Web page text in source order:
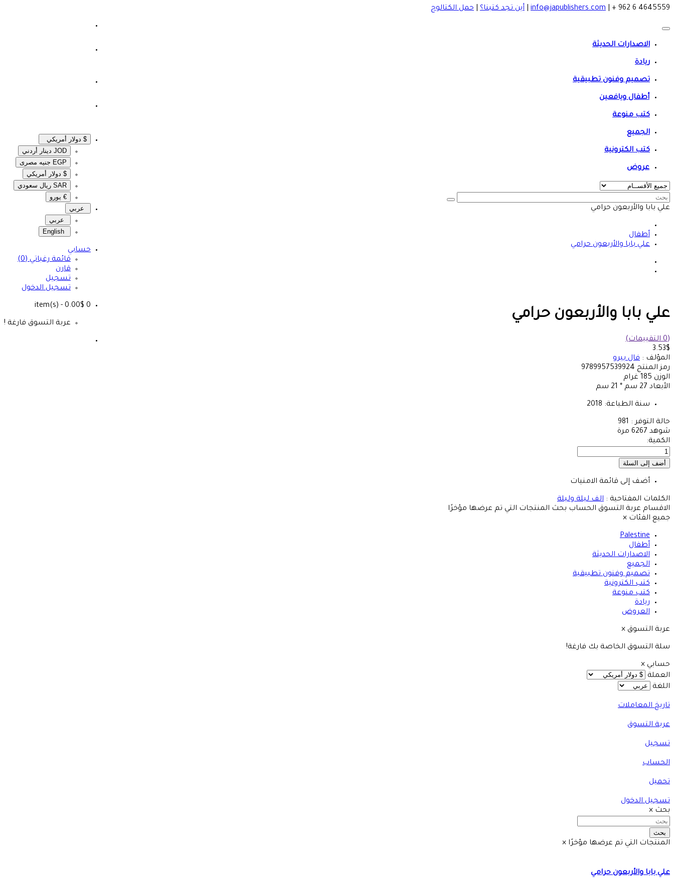
4645559 6 962 +
info@japublishers.com أين تجد كتبنا؟ حمل الكتالوج
$ دولار أمريكي
JOD دينار أردني
EGP جنيه مصرى‎
$ دولار أمريكي
SAR ريال سعودي
€ يورو
عربي
عربي
حسابي
قائمة رغباتي (0)
قارن
تسجيل
تسجيل الدخول
0
- 0.00$
عربة التسوق فارغة !
الاصدارات الحديثة
ريادة
تصميم وفنون تطبيقية
أطفال ويافعين
كتب منوعة
الجميع
كتب الكترونية
عروض
علي بابا والأربعون حرامي
أطفال
علي بابا والأربعون حرامي
علي بابا والأربعون حرامي
(0 التقييمات)
3.53$
المؤلف : فال بيرو
رمز المنتج 9789957539924
الوزن 185 غرام
الأبعاد 27 سم * 21 سم
سنة الطباعة: 2018
حالة التوفر : 981
شوهد 6267 مرة
الكمية:
أضف إلى قائمة الامنيات
الكلمات المفتاحية : الف ليلة وليلة
الاقسام عربة التسوق الحساب بحث المنتجات التي تم عرضها مؤخرًا
جميع الفئات ×
Palestine
أطفال
الاصدارات الحديثة
الجميع
تصميم وفنون تطبيقية
كتب الكترونية
كتب منوعة
ريادة
العروض
عربة التسوق ×
سلة التسوق الخاصة بك فارغة!
حسابي ×
العملة
اللغة
تاريخ المعاملات
عربة التسوق
تسجيل
الحساب
تحميل
تسجيل الدخول
بحث ×
بحث
المنتجات التي تم عرضها مؤخرًا ×
علي بابا والأربعون حرامي